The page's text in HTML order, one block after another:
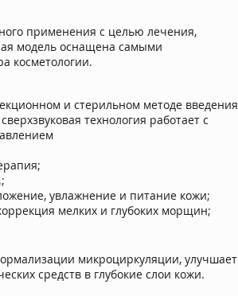
применения с целью лечения,
модель оснащена самыми
косметологии.
и стерильном методе введения
технология работает с
увлажнение и питание кожи;
мелких и глубоких морщин;
микроциркуляции, улучшает
средств в глубокие слои кожи.